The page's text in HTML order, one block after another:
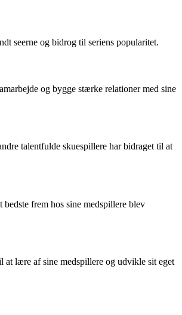
seerne og bidrog til seriens popularitet.
og bygge stærke relationer med sine
talentfulde skuespillere har bidraget til at
frem hos sine medspillere blev
at lære af sine medspillere og udvikle sit eget